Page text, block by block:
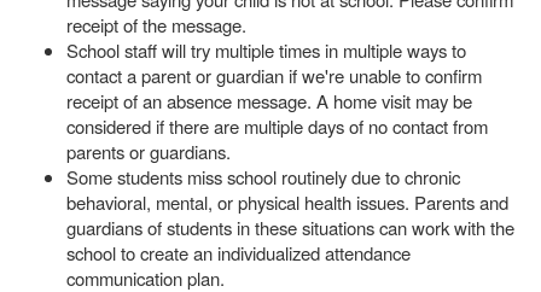
receipt of the message.
School staff will try multiple times in multiple ways to
contact a parent or guardian if we're unable to confirm
receipt of an absence message. A home visit may be
considered if there are multiple days of no contact from
parents or guardians.
Some students miss school routinely due to chronic
behavioral, mental, or physical health issues. Parents and
guardians of students in these situations can work with the
school to create an individualized attendance
communication plan.